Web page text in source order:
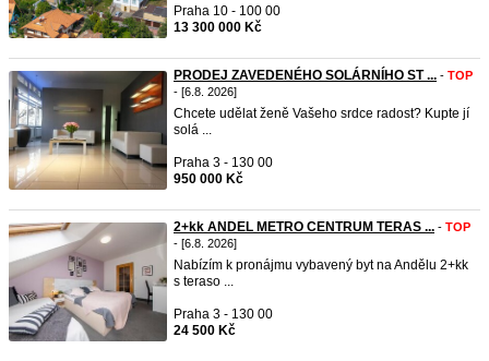
Praha 10 - 100 00
13 300 000 Kč
PRODEJ ZAVEDENÉHO SOLÁRNÍHO ST ... - TOP
- [6.8. 2026]
Chcete udělat ženě Vašeho srdce radost? Kupte jí
solá ...
Praha 3 - 130 00
950 000 Kč
2+kk ANDEL METRO CENTRUM TERAS ... - TOP
- [6.8. 2026]
Nabízím k pronájmu vybavený byt na Andělu 2+kk
s teraso ...
Praha 3 - 130 00
24 500 Kč